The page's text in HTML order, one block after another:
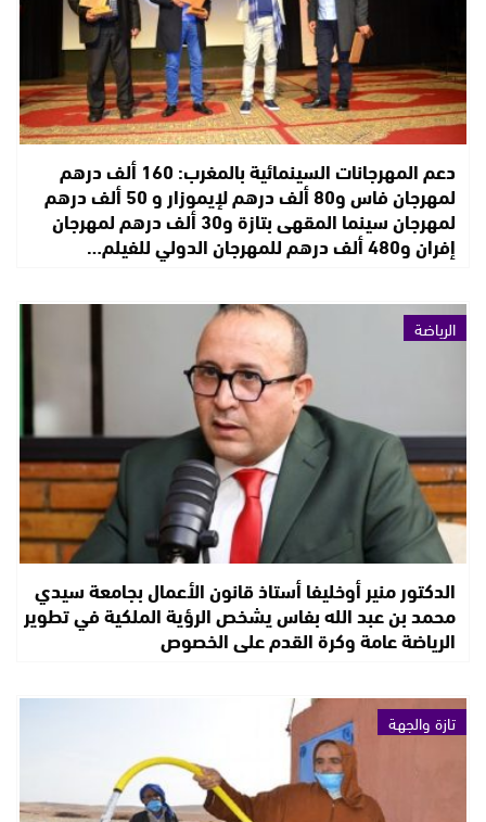
دعم المهرجانات السينمائية بالمغرب: 160 ألف درهم
لمهرجان فاس و80 ألف درهم لإيموزار و 50 ألف درهم
لمهرجان سينما المقهى بتازة و30 ألف درهم لمهرجان
إفران و480 ألف درهم للمهرجان الدولي للفيلم…
الرياضة
الدكتور منير أوخليفا أستاذ قانون الأعمال بجامعة سيدي
محمد بن عبد الله بفاس يشخص الرؤية الملكية في تطوير
الرياضة عامة وكرة القدم على الخصوص
تازة والجهة